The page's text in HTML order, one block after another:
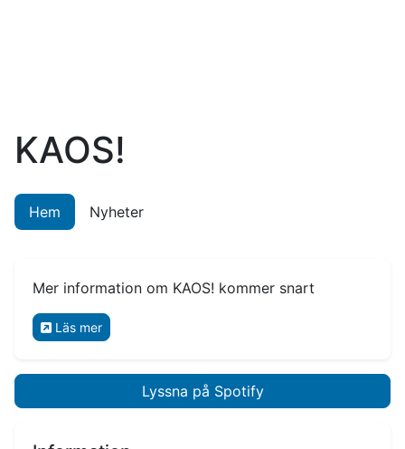
KAOS!
Hem Nyheter
Mer information om KAOS! kommer snart
Läs mer
Lyssna på Spotify